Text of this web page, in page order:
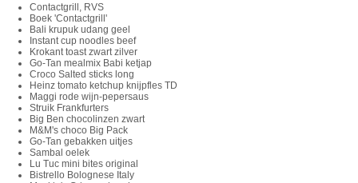
Contactgrill, RVS
Boek 'Contactgrill'
Bali krupuk udang geel
Instant cup noodles beef
Krokant toast zwart zilver
Go-Tan mealmix Babi ketjap
Croco Salted sticks long
Heinz tomato ketchup knijpfles TD
Maggi rode wijn-pepersaus
Struik Frankfurters
Big Ben chocolinzen zwart
M&M's choco Big Pack
Go-Tan gebakken uitjes
Sambal oelek
Lu Tuc mini bites original
Bistrello Bolognese Italy